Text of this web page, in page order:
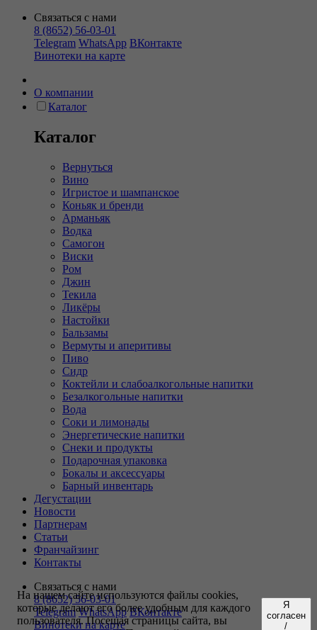
Связаться с нами
8 (8652) 56-03-01
Telegram WhatsApp ВКонтакте
Винотеки на карте
О компании
Каталог
Каталог
Вернуться
Вино
Игристое и шампанское
Коньяк и бренди
Арманьяк
Водка
Самогон
Виски
Ром
Джин
Текила
Ликёры
Настойки
Бальзамы
Вермуты и аперитивы
Пиво
Сидр
Коктейли и слабоалкогольные напитки
Безалкогольные напитки
Вода
Соки и лимонады
Энергетические напитки
Снеки и продукты
Подарочная упаковка
Бокалы и аксессуары
Барный инвентарь
Дегустации
Новости
Партнерам
Статьи
Франчайзинг
Контакты
Связаться с нами
8 (8652) 56-03-01
Telegram WhatsApp ВКонтакте
Винотеки на карте
На нашем сайте используются файлы cookies,
которые делают его более удобным для каждого
пользователя. Посещая страницы сайта, вы
Я
согласен
/